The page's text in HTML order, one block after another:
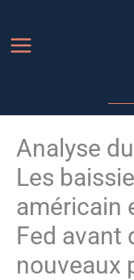
contenu
Analyse
Les
américain
Fed avant
nouveaux